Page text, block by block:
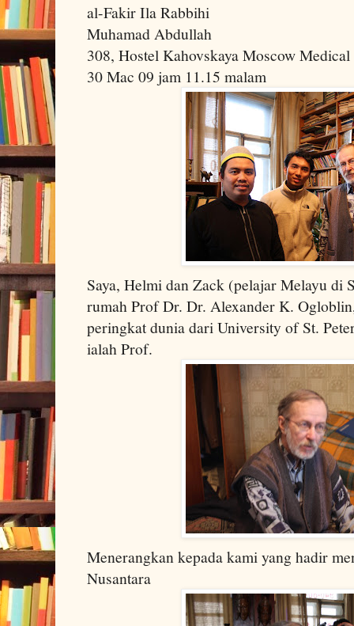
al-Fakir Ila Rabbihi
Muhamad Abdullah
308, Hostel Kahovskaya Moscow
30 Mac 09 jam 11.15 malam
Saya, Helmi dan Zack (pelajar Melayu di
rumah Prof Dr. Dr. Alexander K.
peringkat dunia dariUniversityofSt.
ialah Prof.
Menerangkan kepada kami yang hadir
Nusantara